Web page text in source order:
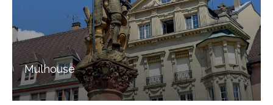
Mulhouse